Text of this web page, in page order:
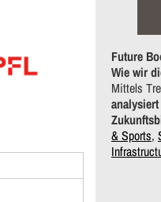
Future
Wie wir
Mittels
analysiert
& Sports,